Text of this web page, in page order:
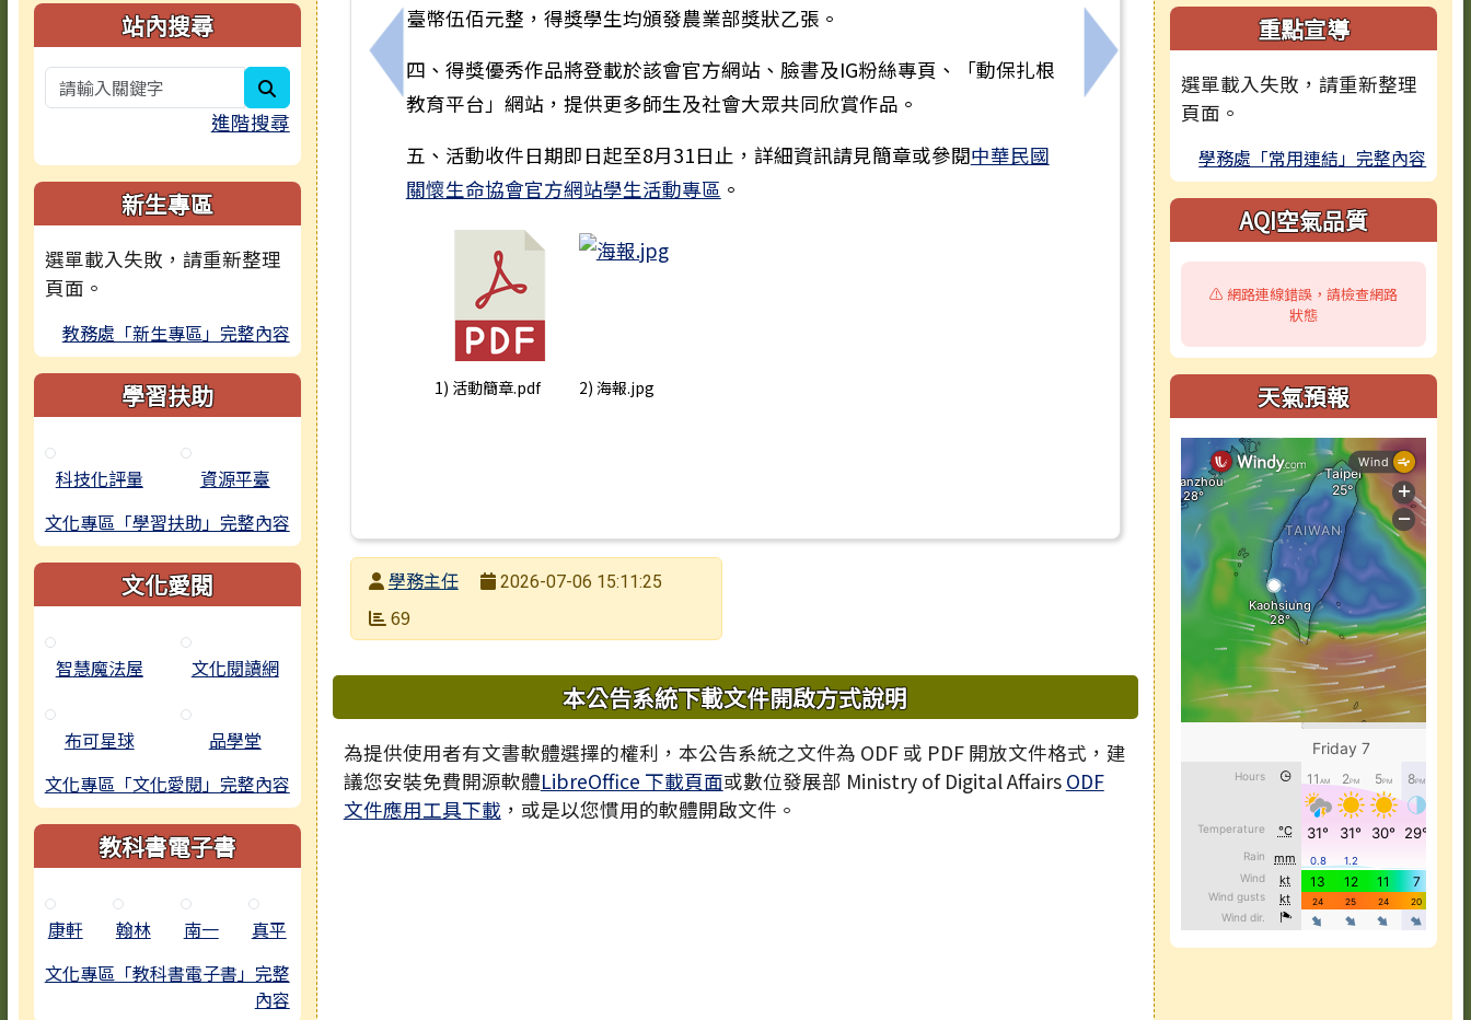
站內搜尋
search
進階搜尋
新生專區
選單載入失敗，請重新整理
頁面。
教務處「新生專區」完整內容
學習扶助
科技化評量
資源平臺
文化專區「學習扶助」完整內容
文化愛閱
智慧魔法屋 文化閱讀網
布可星球
品學堂
文化專區「文化愛閱」完整內容
教科書電子書
康軒 翰林 南一
真平
文化專區「教科書電子書」完整
內容
上一筆：轉知本市文化局7月「劇場ART報馬仔」系列講座資訊及電子海報1份。
臺幣伍佰元整，得獎學生均頒發農業部獎狀乙張。
四、得獎優秀作品將登載於該會官方網站、臉書及IG粉絲專頁、「動保扎根
教育平台」網站，提供更多師生及社會大眾共同欣賞作品。
五、活動收件日期即日起至8月31日止，詳細資訊請見簡章或參閱中華民國
關懷生命協會官方網站學生活動專區 。
1) 活動簡章.pdf 2) 海報.jpg
下一筆：轉知本市教育局「各級學校115
發布者學務主任
發布日期
2026-07-06 15:11:25
瀏覽次數
69
下中區域內容 本公告系統下載文件開啟方式說明
為提供使用者有文書軟體選擇的權利，本公告系統之文件為 ODF 或 PDF 開放文件格式，建
議您安裝免費開源軟體LibreOffice 下載頁面或數位發展部 Ministry of Digital Affairs ODF
文件應用工具下載 ，或是以您慣用的軟體開啟文件。
重點宣導
選單載入失敗，請重新整理
頁面。
學務處「常用連結」完整內容
AQI空氣品質
⚠️ 網路連線錯誤，請檢查網路
狀態
天氣預報